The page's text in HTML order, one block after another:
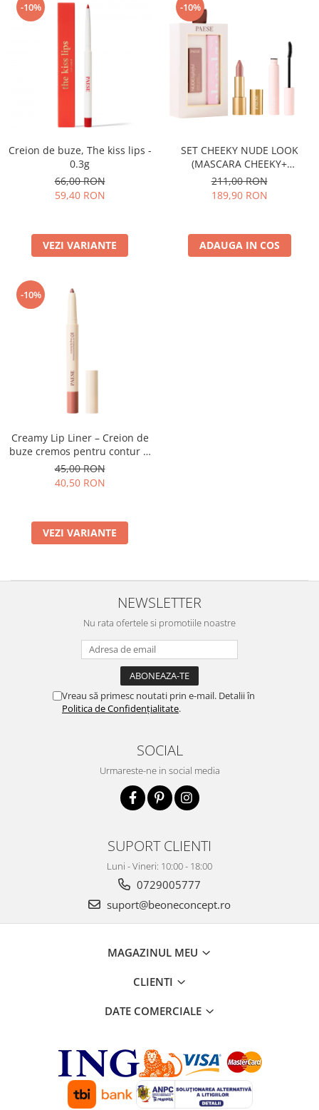
-10%
Creion de buze, The kiss lips -
0.3g
66,00 RON
59,40 RON
VEZI VARIANTE
-10%
SET CHEEKY NUDE LOOK
(MASCARA CHEEKY+
NUDELIGHTFUL LIPSTICK NR
400)
211,00 RON
189,90 RON
ADAUGA IN COS
-10%
Creamy Lip Liner – Creion de
buze cremos pentru contur si
definire
45,00 RON
40,50 RON
VEZI VARIANTE
NEWSLETTER
Nu rata ofertele si promotiile noastre
Vreau să primesc noutati prin e-mail. Detalii în
Politica de Confidențialitate.
SOCIAL
Urmareste-ne in social media
SUPORT CLIENTI
Luni - Vineri: 10:00 - 18:00
0729005777
suport@beoneconcept.ro
MAGAZINUL MEU
CLIENTI
DATE COMERCIALE